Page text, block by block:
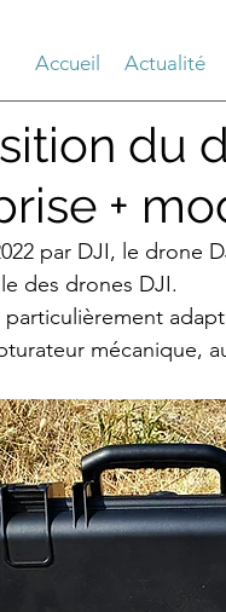
Accueil Actualité
du
+
par DJI, le drone
des drones DJI.
mécanique,